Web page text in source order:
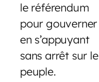
le référendum
pour gouverner
en s’appuyant
sans arrêt sur le
peuple.